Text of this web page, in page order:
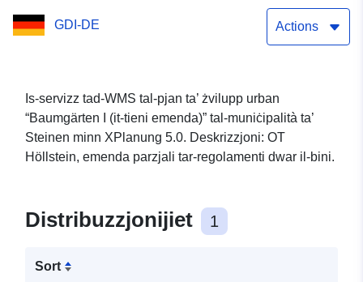
GDI-DE Actions
Is-servizz tad-WMS tal-pjan ta’ żvilupp urban
“Baumgärten I (it-tieni emenda)” tal-muniċipalità ta’
Steinen minn XPlanung 5.0. Deskrizzjoni: OT
Höllstein, emenda parzjali tar-regolamenti dwar il-bini.
Distribuzzjonijiet 1
Sort